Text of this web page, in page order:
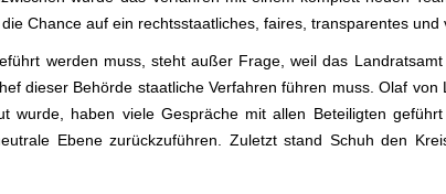
Chance auf ein rechtsstaatliches, faires, transparentes
werden muss, steht außer Frage, weil das
dieser Behörde staatliche Verfahren führen muss. Olaf
wurde, haben viele Gespräche mit allen Beteiligten
Ebene zurückzuführen. Zuletzt stand Schuh den